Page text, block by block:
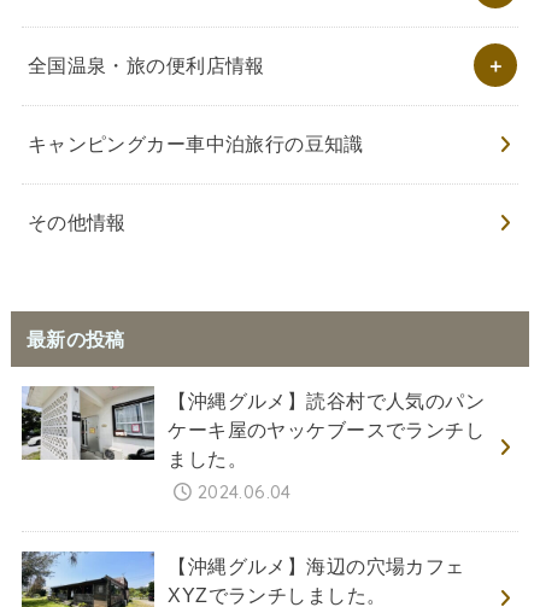
全国温泉・旅の便利店情報
キャンピングカー車中泊旅行の豆知識
その他情報
最新の投稿
【沖縄グルメ】読谷村で人気のパン
ケーキ屋のヤッケブースでランチし
ました。
2024.06.04
【沖縄グルメ】海辺の穴場カフェ
XYZでランチしました。